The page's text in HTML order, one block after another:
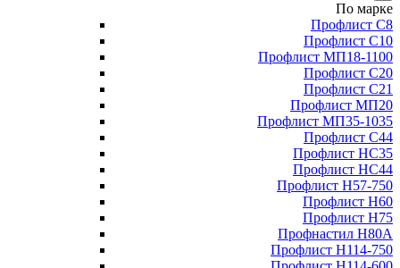
По марке
Профлист С8
Профлист С10
Профлист МП18-1100
Профлист С20
Профлист С21
Профлист МП20
Профлист МП35-1035
Профлист С44
Профлист НС35
Профлист НС44
Профлист Н57-750
Профлист Н60
Профлист Н75
Профнастил Н80А
Профлист Н114-750